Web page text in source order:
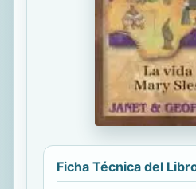
Ficha Técnica del